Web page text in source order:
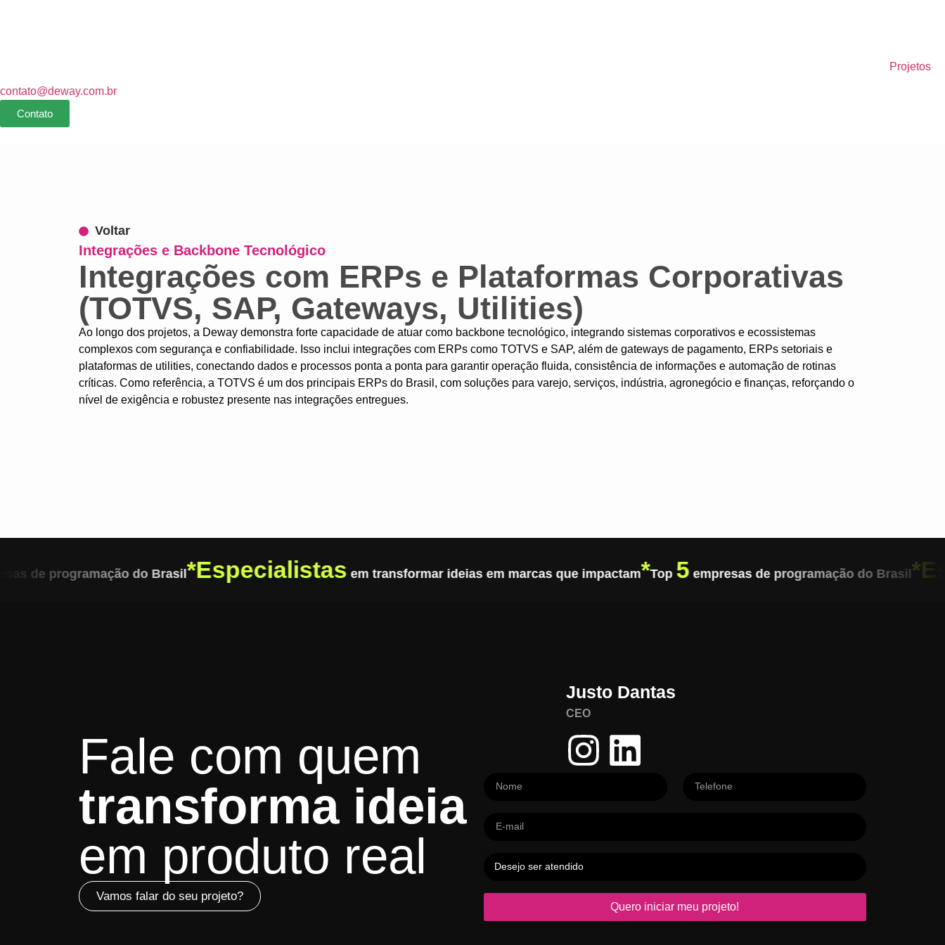
Projetos
contato@deway.com.br
Contato
Voltar
Integrações e Backbone Tecnológico
Integrações com ERPs e Plataformas Corporativas
(TOTVS, SAP, Gateways, Utilities)
Ao longo dos projetos, a Deway demonstra forte capacidade de atuar como backbone tecnológico, integrando sistemas corporativos e ecossistemas
complexos com segurança e confiabilidade. Isso inclui integrações com ERPs como TOTVS e SAP, além de gateways de pagamento, ERPs setoriais e
plataformas de utilities, conectando dados e processos ponta a ponta para garantir operação fluida, consistência de informações e automação de rotinas
críticas. Como referência, a TOTVS é um dos principais ERPs do Brasil, com soluções para varejo, serviços, indústria, agronegócio e finanças, reforçando o
nível de exigência e robustez presente nas integrações entregues.
de programação do Brasil*Especialistasem transformar ideias em marcas que impactam*Top5empresas de programação do Brasil*
Fale com quem
transforma ideia
em produto real
Vamos falar do seu projeto?
Justo Dantas
CEO
Quero iniciar meu projeto!